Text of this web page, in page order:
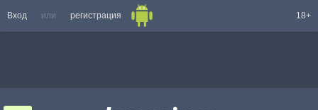
Вход или регистрация 18+